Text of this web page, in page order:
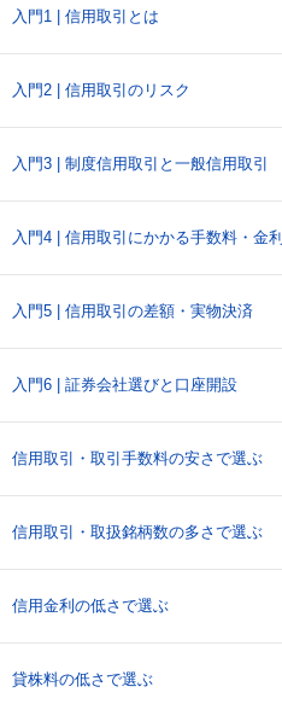
入門1 | 信用取引とは
入門2 | 信用取引のリスク
入門3 | 制度信用取引と一般信用取引
入門4 | 信用取引にかかる手数料・金利
入門5 | 信用取引の差額・実物決済
入門6 | 証券会社選びと口座開設
信用取引・取引手数料の安さで選ぶ
信用取引・取扱銘柄数の多さで選ぶ
信用金利の低さで選ぶ
貸株料の低さで選ぶ